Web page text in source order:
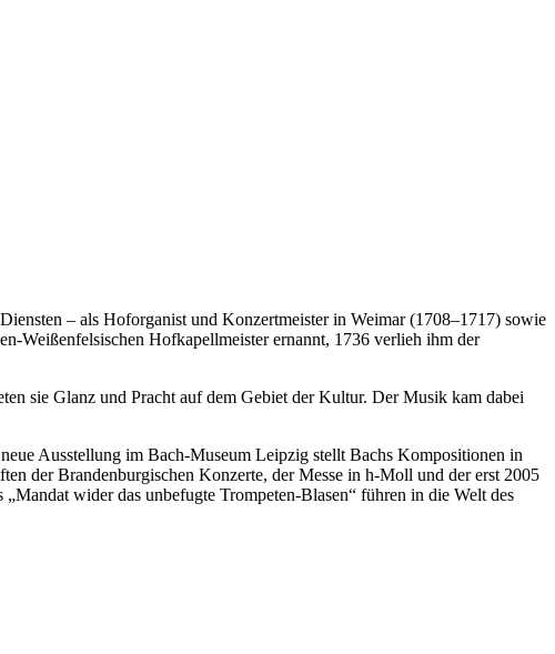
‒ als Hoforganist und Konzertmeister in Weimar (1708–1717) sowie
Weißenfelsischen Hofkapellmeister ernannt, 1736 verlieh ihm der
sie Glanz und Pracht auf dem Gebiet der Kultur. Der Musik kam dabei
Ausstellung im Bach-Museum Leipzig stellt Bachs Kompositionen in
der Brandenburgischen Konzerte, der Messe in h-Moll und der erst 2005
wider das unbefugte Trompeten-Blasen“ führen in die Welt des